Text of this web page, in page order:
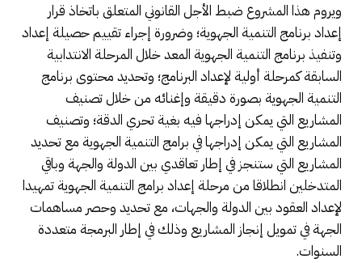
ويروم هذا المشروع ضبط الأجل القانوني المتعلق باتخاذ قرار
إعداد برنامج التنمية الجهوية؛ وضرورة إجراء تقييم حصيلة إعداد
وتنفيذ برنامج التنمية الجهوية المعد خلال المرحلة الانتدابية
السابقة كمرحلة أولية لإعداد البرنامج؛ وتحديد محتوى برنامج
التنمية الجهوية بصورة دقيقة وإغنائه من خلال تصنيف
المشاريع التي يمكن إدراجها فيه بغية تحري الدقة؛ وتصنيف
المشاريع التي يمكن إدراجها في برامج التنمية الجهوية مع تحديد
المشاريع التي ستنجز في إطار تعاقدي بين الدولة والجهة وباقي
المتدخلين انطلاقا من مرحلة إعداد برامج التنمية الجهوية تمهيدا
لإعداد العقود بين الدولة والجهات، مع تحديد وحصر مساهمات
الجهة في تمويل إنجاز المشاريع وذلك في إطار البرمجة متعددة
السنوات.